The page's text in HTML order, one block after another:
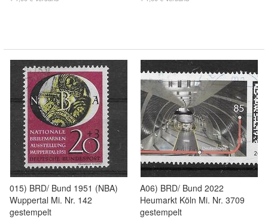
015) BRD/ Bund 1951 (NBA)
Wuppertal Mi. Nr. 142
gestempelt
A06) BRD/ Bund 2022
Heumarkt Köln Mi. Nr. 3709
gestempelt